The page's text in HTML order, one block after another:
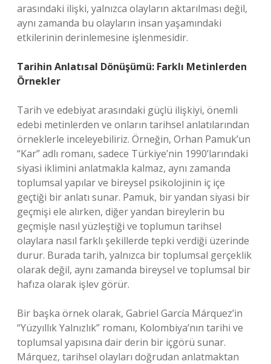
arasındaki ilişki, yalnızca olayların aktarılması değil,
aynı zamanda bu olayların insan yaşamındaki
etkilerinin derinlemesine işlenmesidir.
Tarihin Anlatısal Dönüşümü: Farklı Metinlerden
Örnekler
Tarih ve edebiyat arasındaki güçlü ilişkiyi, önemli
edebi metinlerden ve onların tarihsel anlatılarından
örneklerle inceleyebiliriz. Örneğin, Orhan Pamuk’un
“Kar” adlı romanı, sadece Türkiye’nin 1990’larındaki
siyasi iklimini anlatmakla kalmaz, aynı zamanda
toplumsal yapılar ve bireysel psikolojinin iç içe
geçtiği bir anlatı sunar. Pamuk, bir yandan siyasi bir
geçmişi ele alırken, diğer yandan bireylerin bu
geçmişle nasıl yüzleştiği ve toplumun tarihsel
olaylara nasıl farklı şekillerde tepki verdiği üzerinde
durur. Burada tarih, yalnızca bir toplumsal gerçeklik
olarak değil, aynı zamanda bireysel ve toplumsal bir
hafıza olarak işlev görür.
Bir başka örnek olarak, Gabriel García Márquez’in
“Yüzyıllık Yalnızlık” romanı, Kolombiya’nın tarihi ve
toplumsal yapısına dair derin bir içgörü sunar.
Márquez, tarihsel olayları doğrudan anlatmaktan